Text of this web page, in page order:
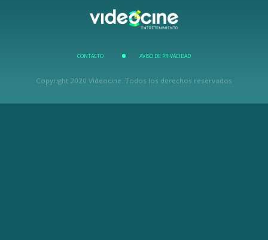
CONTACTO AVISO DE PRIVACIDAD
Copyright 2020 Videocine. Todos los derechos reservados